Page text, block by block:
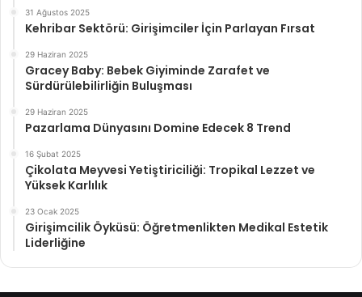
31 Ağustos 2025
Kehribar Sektörü: Girişimciler İçin Parlayan Fırsat
29 Haziran 2025
Gracey Baby: Bebek Giyiminde Zarafet ve
Sürdürülebilirliğin Buluşması
29 Haziran 2025
Pazarlama Dünyasını Domine Edecek 8 Trend
16 Şubat 2025
Çikolata Meyvesi Yetiştiriciliği: Tropikal Lezzet ve
Yüksek Karlılık
23 Ocak 2025
Girişimcilik Öyküsü: Öğretmenlikten Medikal Estetik
Liderliğine